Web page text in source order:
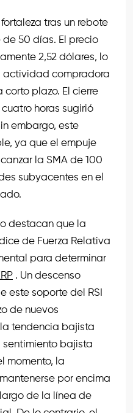
tras un rebote
50 días. El precio
2,52 dólares, lo
actividad compradora
plazo. El cierre
horas sugirió
embargo, este
ya que el empuje
la SMA de 100
subyacentes en el
destacan que la
de Fuerza Relativa
para determinar
. Un descenso
este soporte del RSI
de nuevos
tendencia bajista
bajista
momento, la
por encima
de la línea de